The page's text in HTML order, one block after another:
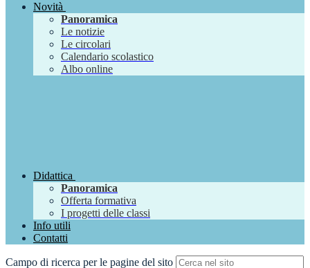
Novità
Panoramica
Le notizie
Le circolari
Calendario scolastico
Albo online
Didattica
Panoramica
Offerta formativa
I progetti delle classi
Info utili
Contatti
Campo di ricerca per le pagine del sito